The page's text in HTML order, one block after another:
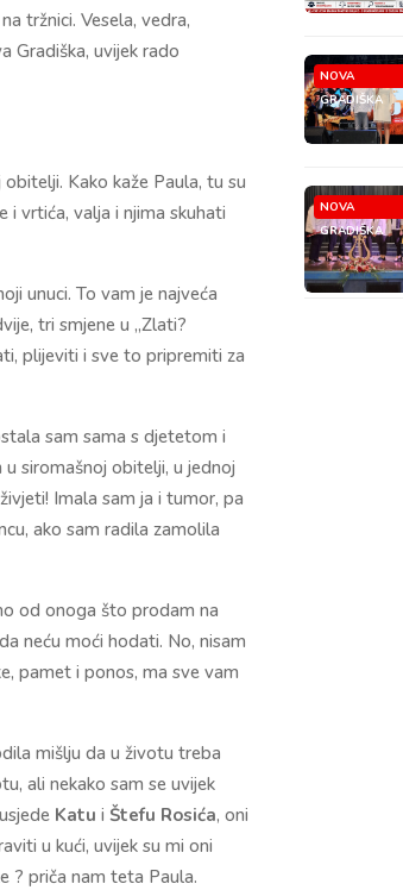
tržnici. Vesela, vedra,
Gradiška, uvijek rado
Kako kaže Paula, tu su
i vrtića, valja i njima skuhati
unuci. To vam je najveća
tri smjene u „Zlati?
plijeviti i sve to pripremiti za
sam sama s djetetom i
siromašnoj obitelji, u jednoj
Imala sam ja i tumor, pa
ako sam radila zamolila
od onoga što prodam na
neću moći hodati. No, nisam
pamet i ponos, ma sve vam
mišlju da u životu treba
ali nekako sam se uvijek
Katu i Štefu Rosića, oni
u kući, uvijek su mi oni
? priča nam teta Paula.
NOVA
GRADIŠKA
NOVA
GRADIŠKA